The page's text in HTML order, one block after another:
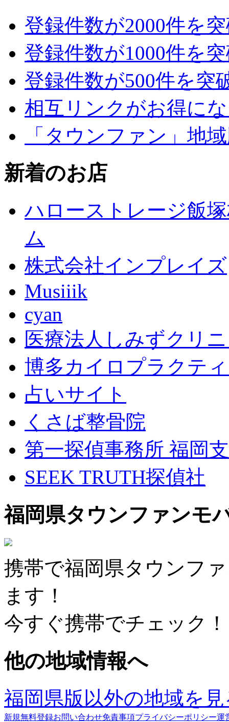
登録件数が2000件を
登録件数が1000件を
登録件数が500件を突
相互リンクがお得に
「タウンファン」地
新着のお店
ハローストレージ飯
ム
株式会社インプレイズ
Musiiik
cyan
医療法人しみずクリ
博多カイロプラクテ
占いサイト
くさば整骨院
第一探偵事務所 福岡
SEEK TRUTH探偵社
福岡県タウンファンモ
携帯で福岡県タウンフ
ます！
今すぐ携帯でチェック！
他の地域情報へ
福岡県版以外の地域を
新規無料登録お問い合わせ免責事項プライバシーポリシー運